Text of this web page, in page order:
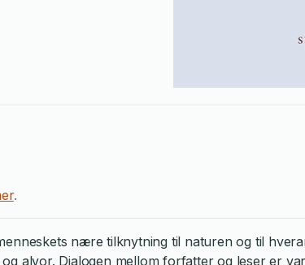
.
nære tilknytning til naturen og til
alvor. Dialogen mellom forfatter og leser er